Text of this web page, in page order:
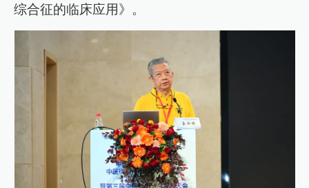
综合征的临床应用》。